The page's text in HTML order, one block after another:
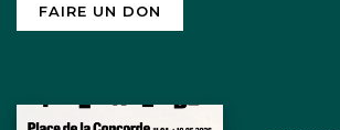
FAIRE UN DON